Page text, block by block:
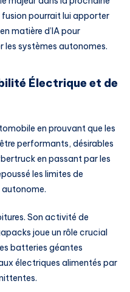
fusion pourrait lui apporter
matière d’IA pour
les systèmes autonomes.
Électrique et de
en prouvant que les
performants, désirables
en passant par les
les limites de
autonome.
Son activité de
joue un rôle crucial
batteries géantes
électriques alimentés par